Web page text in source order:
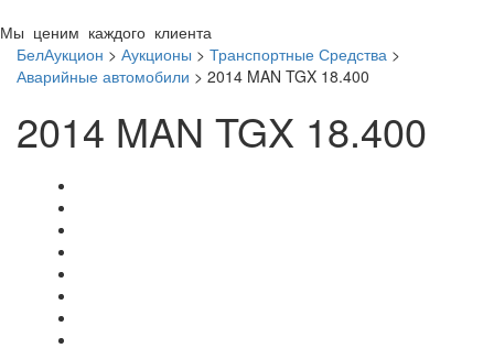
Мы ценим каждого клиента
БелАукцион > Аукционы > Транспортные Средства >
Аварийные автомобили > 2014 MAN TGX 18.400
2014 MAN TGX 18.400